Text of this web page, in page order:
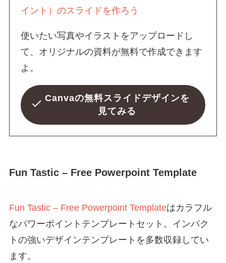
イント）のスライドを作ろう
使いたい写真やイラストをアップロードし
て、オリジナルの資料が無料で作成できます
よ。
Canvaの無料スライドデザインを
見てみる
Fun Tastic – Free Powerpoint Template
Fun Tastic – Free Powerpoint Templateはカラフル
なパワーポイントテンプレートセット。インパク
トの強いデザインテンプレートを多数収録してい
ます。